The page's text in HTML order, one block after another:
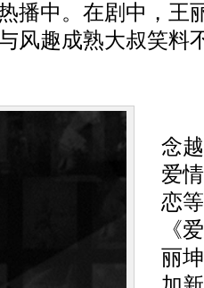
播中。在剧中，王
风趣成熟大叔笑料
念
爱
恋
《
丽